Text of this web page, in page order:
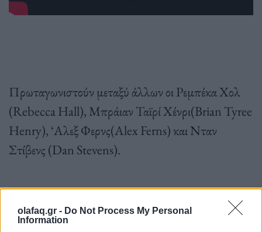
olafaq.gr - Do Not Process My Personal
Information
Πρωταγωνιστούν μεταξύ άλλων οι Ρεμπέκα Χολ
(Rebecca Hall), Μπράιαν Ταϊρί Χένρι(Brian Tyree
Henry), ‘Αλεξ Φερνς(Alex Ferns) και Νταν
Στίβενς (Dan Stevens).
Το «Godzilla x Kong: The New Empire»
αναμένεται στις κινηματογραφικές αίθουσες στις 12